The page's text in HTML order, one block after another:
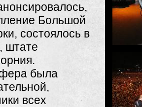
Большой
состоялось в
штате
была
всех